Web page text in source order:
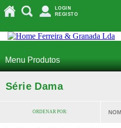
LOGIN
REGISTO
Menu Produtos
Série Dama
ORDENAR POR: